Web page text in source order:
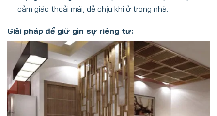
cảm giác thoải mái, dễ chịu khi ở trong nhà.
Giải pháp để giữ gìn sự riêng tư: